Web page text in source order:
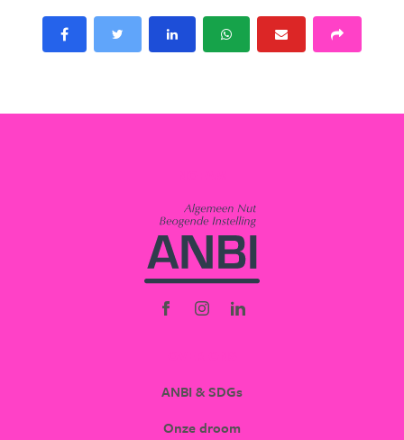
ANBI & SDGs
Onze droom